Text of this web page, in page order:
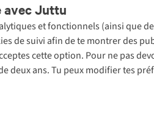
avec Juttu
et fonctionnels (ainsi que
de suivi afin de te montrer des
cette option. Pour ne pas
ans. Tu peux modifier tes
Conditions générales